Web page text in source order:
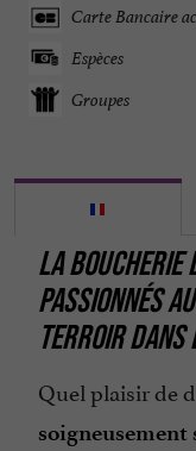
Carte Bancaire
Espèces
Groupes
LA BOUCHERIE
PASSIONNÉS
TERROIR
Quel plaisir de
soigneusement